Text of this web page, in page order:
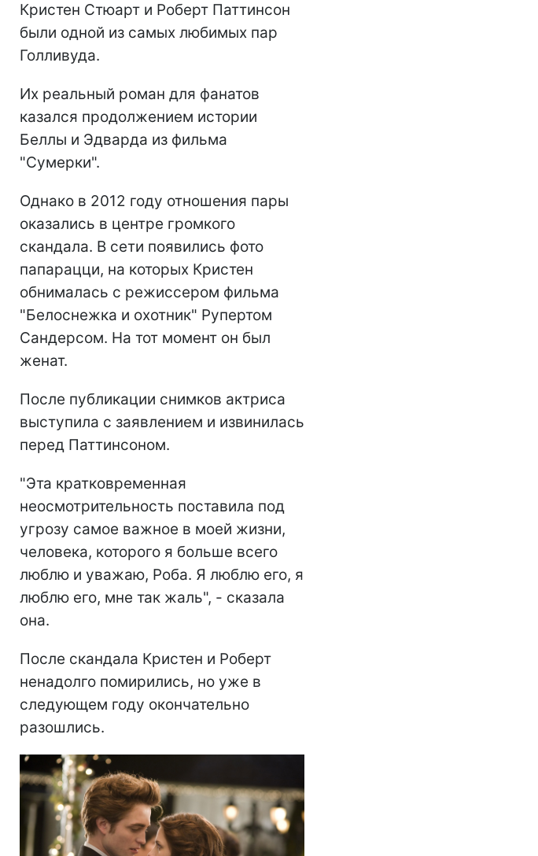
Кристен Стюарт и Роберт Паттинсон
были одной из самых любимых пар
Голливуда.
Их реальный роман для фанатов
казался продолжением истории
Беллы и Эдварда из фильма
"Сумерки".
Однако в 2012 году отношения пары
оказались в центре громкого
скандала. В сети появились фото
папарацци, на которых Кристен
обнималась с режиссером фильма
"Белоснежка и охотник" Рупертом
Сандерсом. На тот момент он был
женат.
После публикации снимков актриса
выступила с заявлением и извинилась
перед Паттинсоном.
"Эта кратковременная
неосмотрительность поставила под
угрозу самое важное в моей жизни,
человека, которого я больше всего
люблю и уважаю, Роба. Я люблю его, я
люблю его, мне так жаль", - сказала
она.
После скандала Кристен и Роберт
ненадолго помирились, но уже в
следующем году окончательно
разошлись.